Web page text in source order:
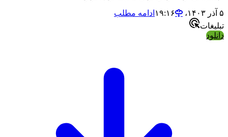
ادامه مطلب